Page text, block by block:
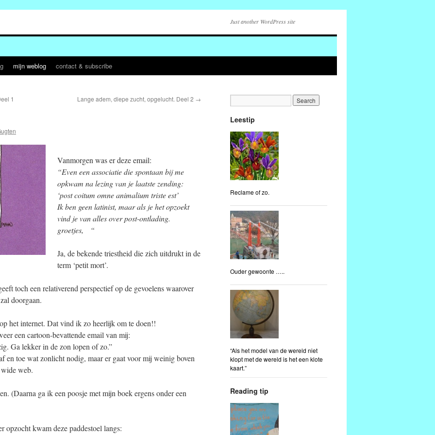
Just another WordPress site
mijn weblog contact & subscribe
1 Lange adem, diepe zucht, opgelucht. Deel 2 →
Vanmorgen was er deze email:
“Even een associatie die spontaan bij me
opkwam na lezing van je laatste zending:
‘post coitum omne animalium triste est’
Ik ben geen latinist, maar als je het opzoekt
vind je van alles over post-ontlading.
groetjes, “
Ja, de bekende triestheid die zich uitdrukt in de
term ‘petit mort’.
toch een relativerend perspectief op de gevoelens waarover
doorgaan.
het internet. Dat vind ik zo heerlijk om te doen!!
een cartoon-bevattende email van mij:
Ga lekker in de zon lopen of zo.”
en toe wat zonlicht nodig, maar er gaat voor mij weinig boven
web.
(Daarna ga ik een poosje met mijn boek ergens onder een
opzocht kwam deze paddestoel langs:
Leestip
Reclame of zo.
Ouder gewoonte …..
“Als het model van de wereld niet
klopt met de wereld is het een klote
kaart.”
Reading tip